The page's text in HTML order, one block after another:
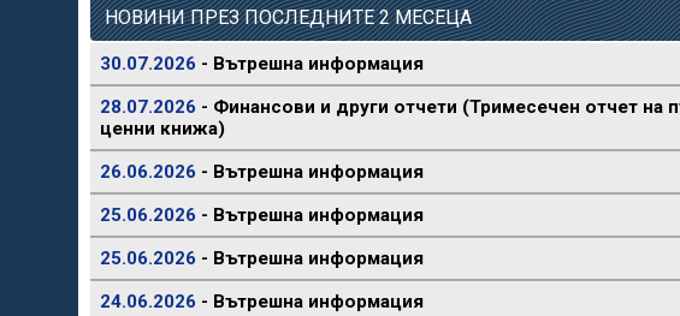
НОВИНИ ПРЕЗ ПОСЛЕДНИТЕ 2 МЕСЕЦА
30.07.2026 - Вътрешна информация
28.07.2026 - Финансови и други отчети (Тримесечен отчет на
ценни книжа)
26.06.2026 - Вътрешна информация
25.06.2026 - Вътрешна информация
25.06.2026 - Вътрешна информация
24.06.2026 - Вътрешна информация